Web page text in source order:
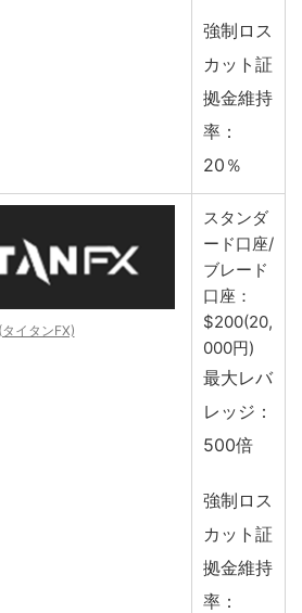
強制ロス
カット証
拠金維持
率：
20％
イタンFX)
スタンダ
ード口座/
ブレード
口座：
$200(20,
000円)
最大レバ
レッジ：
500倍
強制ロス
カット証
拠金維持
率：